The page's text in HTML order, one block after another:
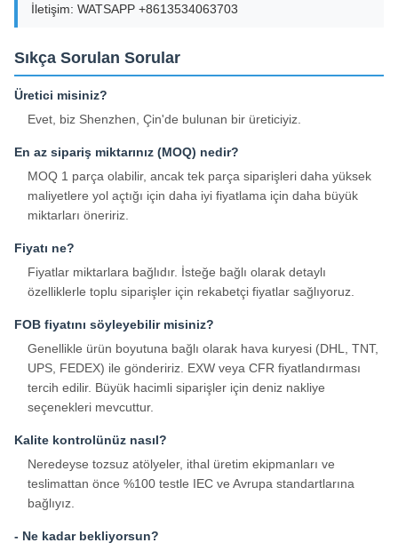
İletişim: WATSAPP +8613534063703
Sıkça Sorulan Sorular
Üretici misiniz?
Evet, biz Shenzhen, Çin'de bulunan bir üreticiyiz.
En az sipariş miktarınız (MOQ) nedir?
MOQ 1 parça olabilir, ancak tek parça siparişleri daha yüksek
maliyetlere yol açtığı için daha iyi fiyatlama için daha büyük
miktarları öneririz.
Fiyatı ne?
Fiyatlar miktarlara bağlıdır. İsteğe bağlı olarak detaylı
özelliklerle toplu siparişler için rekabetçi fiyatlar sağlıyoruz.
FOB fiyatını söyleyebilir misiniz?
Genellikle ürün boyutuna bağlı olarak hava kuryesi (DHL, TNT,
UPS, FEDEX) ile göndeririz. EXW veya CFR fiyatlandırması
tercih edilir. Büyük hacimli siparişler için deniz nakliye
seçenekleri mevcuttur.
Kalite kontrolünüz nasıl?
Neredeyse tozsuz atölyeler, ithal üretim ekipmanları ve
teslimattan önce %100 testle IEC ve Avrupa standartlarına
bağlıyız.
- Ne kadar bekliyorsun?